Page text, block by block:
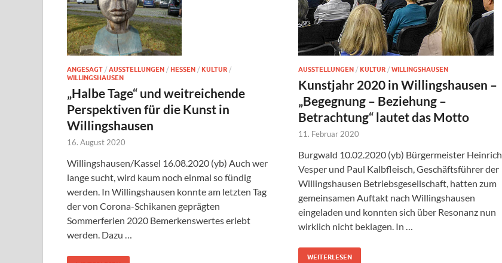
ANGESAGT / AUSSTELLUNGEN / HESSEN / KULTUR /
WILLINGSHAUSEN
„Halbe Tage“ und weitreichende
Perspektiven für die Kunst in
Willingshausen
16. August 2020
Willingshausen/Kassel 16.08.2020 (yb) Auch wer
lange sucht, wird kaum noch einmal so fündig
werden. In Willingshausen konnte am letzten Tag
der von Corona-Schikanen geprägten
Sommerferien 2020 Bemerkenswertes erlebt
werden. Dazu …
AUSSTELLUNGEN / KULTUR / WILLINGSHAUSEN
Kunstjahr 2020 in Willingshausen –
„Begegnung – Beziehung –
Betrachtung“ lautet das Motto
11. Februar 2020
Burgwald 10.02.2020 (yb) Bürgermeister Heinrich
Vesper und Paul Kalbfleisch, Geschäftsführer der
Willingshausen Betriebsgesellschaft, hatten zum
gemeinsamen Auftakt nach Willingshausen
eingeladen und konnten sich über Resonanz nun
wirklich nicht beklagen. In …
WEITERLESEN